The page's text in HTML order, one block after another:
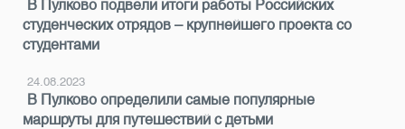
В Пулково подвели итоги работы Российских
студенческих отрядов – крупнейшего проекта со
студентами
24.08.2023
В Пулково определили самые популярные
маршруты для путешествий с детьми